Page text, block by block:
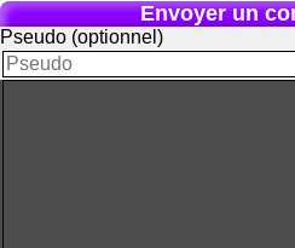
Envoyer un
Pseudo (optionnel)